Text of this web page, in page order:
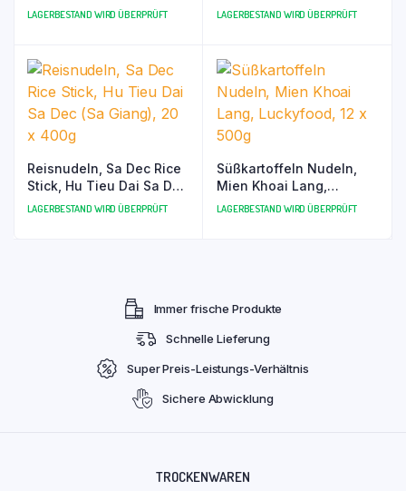
LAGERBESTAND WIRD ÜBERPRÜFT LAGERBESTAND WIRD ÜBERPRÜFT
Reisnudeln, Sa Dec Rice
Stick, Hu Tieu Dai Sa Dec
(Sa Giang), 20 x 400g
LAGERBESTAND WIRD ÜBERPRÜFT
Süßkartoffeln Nudeln,
Mien Khoai Lang,
Luckyfood, 12 x 500g
LAGERBESTAND WIRD ÜBERPRÜFT
Immer frische Produkte
Schnelle Lieferung
Super Preis-Leistungs-Verhältnis
Sichere Abwicklung
TROCKENWAREN